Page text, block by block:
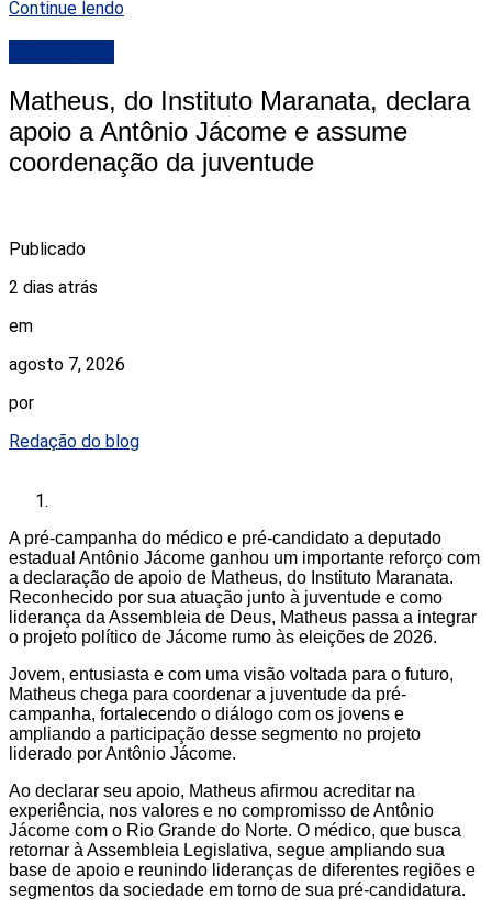
Continue lendo
Matheus, do Instituto Maranata, declara
apoio a Antônio Jácome e assume
coordenação da juventude
Publicado
2 dias atrás
em
agosto 7, 2026
por
Redação do blog
A pré-campanha do médico e pré-candidato a deputado
estadual Antônio Jácome ganhou um importante reforço com
a declaração de apoio de Matheus, do Instituto Maranata.
Reconhecido por sua atuação junto à juventude e como
liderança da Assembleia de Deus, Matheus passa a integrar
o projeto político de Jácome rumo às eleições de 2026.
Jovem, entusiasta e com uma visão voltada para o futuro,
Matheus chega para coordenar a juventude da pré-
campanha, fortalecendo o diálogo com os jovens e
ampliando a participação desse segmento no projeto
liderado por Antônio Jácome.
Ao declarar seu apoio, Matheus afirmou acreditar na
experiência, nos valores e no compromisso de Antônio
Jácome com o Rio Grande do Norte. O médico, que busca
retornar à Assembleia Legislativa, segue ampliando sua
base de apoio e reunindo lideranças de diferentes regiões e
segmentos da sociedade em torno de sua pré-candidatura.